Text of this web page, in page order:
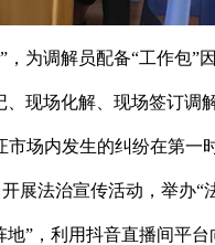
为调解员配备“工作包”
现场化解、现场签订调
场内发生的纠纷在第一
展法治宣传活动，举办“
”，利用抖音直播间平